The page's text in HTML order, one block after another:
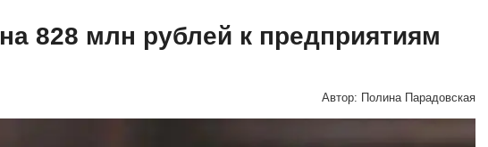
828 млн рублей к предприятиям
Автор: Полина Парадовская